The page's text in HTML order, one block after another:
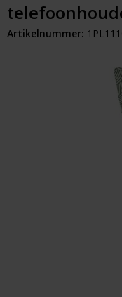
Beurs & Event
Outdoor & Vrije
Gezondheid &
Alle geefmomenten
Artikelnummer: